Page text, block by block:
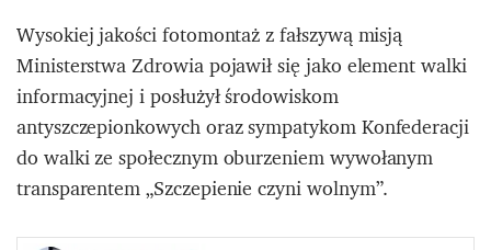
Wysokiej jakości fotomontaż z fałszywą misją
Ministerstwa Zdrowia pojawił się jako element walki
informacyjnej i posłużył środowiskom
antyszczepionkowych oraz sympatykom Konfederacji
do walki ze społecznym oburzeniem wywołanym
transparentem „Szczepienie czyni wolnym”.